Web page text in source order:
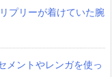
プリーが着けていた腕
メントやレンガを使っ